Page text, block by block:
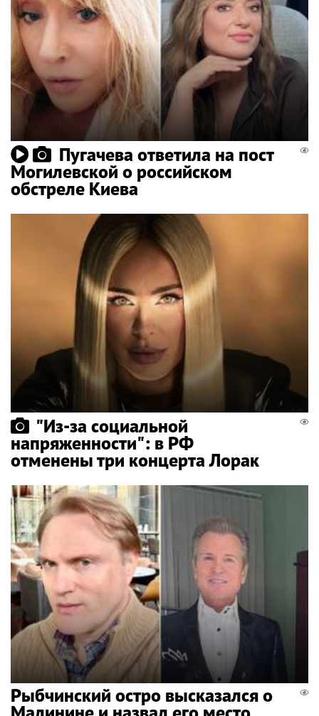
Пугачева ответила на пост
Могилевской о российском
обстреле Киева
"Из-за социальной
напряженности": в РФ
отменены три концерта Лорак
Рыбчинский остро высказался о